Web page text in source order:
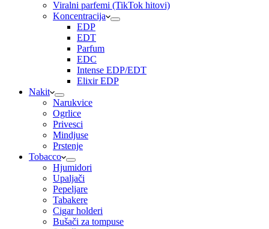
Viralni parfemi (TikTok hitovi)
Koncentracija
EDP
EDT
Parfum
EDC
Intense EDP/EDT
Elixir EDP
Nakit
Narukvice
Ogrlice
Privesci
Mindjuse
Prstenje
Tobacco
Hjumidori
Upaljači
Pepeljare
Tabakere
Cigar holderi
Bušači za tompuse